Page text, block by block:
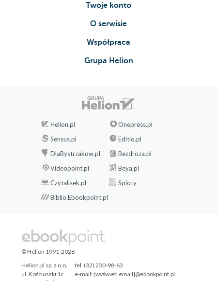
Twoje konto
O serwisie
Współpraca
Grupa Helion
Helion.pl
Onepress.pl
Sensus.pl
Editio.pl
DlaBystrzakow.pl
Bezdroza.pl
Videopoint.pl
Beya.pl
Czytalisek.pl
Sploty
Biblio.Ebookpoint.pl
© Helion 1991-2026
Helion.pl sp. z o.o.
ul. Kościuszki 1c
tel. (32) 230-98-63
e-mail:[wyświetl email]@ebookpoint.pl